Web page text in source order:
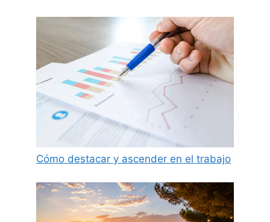
Cómo destacar y ascender en el trabajo